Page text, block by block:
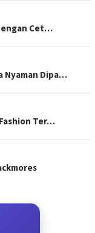
Cet…
Nyaman Dipa…
Ter…